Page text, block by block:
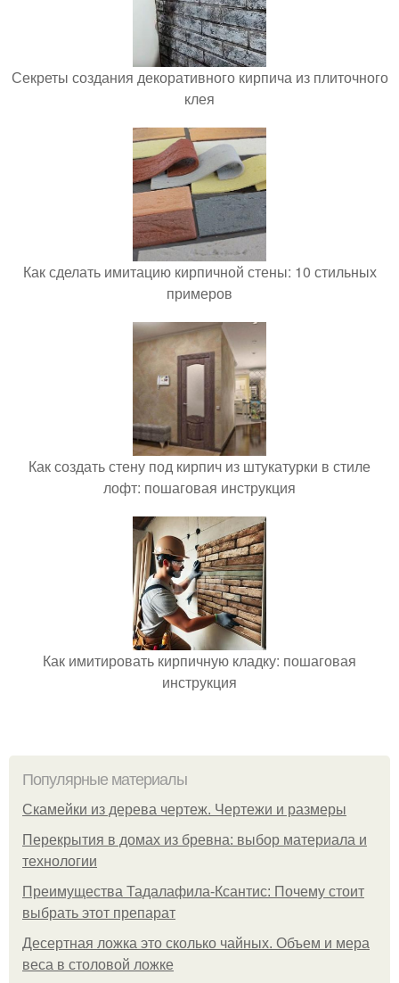
Секреты создания декоративного кирпича из плиточного
клея
Как сделать имитацию кирпичной стены: 10 стильных
примеров
Как создать стену под кирпич из штукатурки в стиле
лофт: пошаговая инструкция
Как имитировать кирпичную кладку: пошаговая
инструкция
Популярные материалы
Скамейки из дерева чертеж. Чертежи и размеры
Перекрытия в домах из бревна: выбор материала и
технологии
Преимущества Тадалафила-Ксантис: Почему стоит
выбрать этот препарат
Десертная ложка это сколько чайных. Объем и мера
веса в столовой ложке